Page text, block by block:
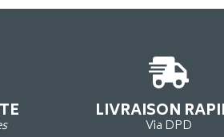
LIVRAISON
Via DPD